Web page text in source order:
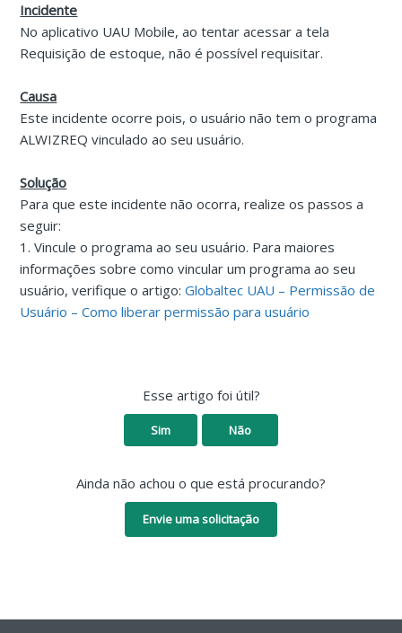
Incidente
No aplicativo UAU Mobile, ao tentar acessar a tela
Requisição de estoque, não é possível requisitar.
Causa
Este incidente ocorre pois, o usuário não tem o programa
ALWIZREQ vinculado ao seu usuário.
Solução
Para que este incidente não ocorra, realize os passos a
seguir:
1. Vincule o programa ao seu usuário. Para maiores
informações sobre como vincular um programa ao seu
usuário, verifique o artigo:Globaltec UAU – Permissão de
Usuário – Como liberar permissão para usuário
Esse artigo foi útil?
Sim Não
Ainda não achou o que está procurando?
Envie uma solicitação